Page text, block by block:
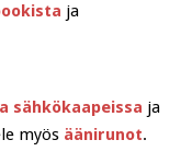
ja
sähkökaapeissa ja
myös äänirunot.